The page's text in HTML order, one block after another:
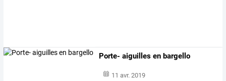
Porte- aiguilles en bargello
11 avr. 2019